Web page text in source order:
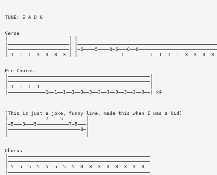
TUNE: E A D G
Verse
|—————————————————————|
|—————————————————————|
|—————————————————————|
|—1——1——1——3——3——3——3—|
Pre—Chorus
|—————————————————————————————————————————————————|
|—————————————————————————————————————————————————|
|—1——1——1——1——————————————————————————————————————|
|—————————————1——1——1——1——3——3——3——3——3——3——3——3——| x4
(This is just a joke, funny line, made this when I was a kid)
|—————————————7————5————————|
|—5———3———5———————————7—5———|
|—————————————————————————8—|
|———————————————————————————|
Chorus
|—————————————————————————————————————————————————
|—————————————————————————————————————————————————
|—5——5——5——5——5——5——5——5——3——3——3——3——3——3——3——3——
|—————————————————————————————————————————————————